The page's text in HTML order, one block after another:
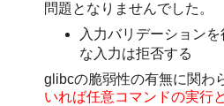
問題となりませんでした。
入力バリデーション
な入力は拒否する
glibcの脆弱性の有無に関わ
いれば任意コマンドの実行